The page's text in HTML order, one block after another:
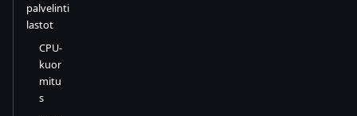
palvelinti
lastot
CPU-
kuor
mitu
s